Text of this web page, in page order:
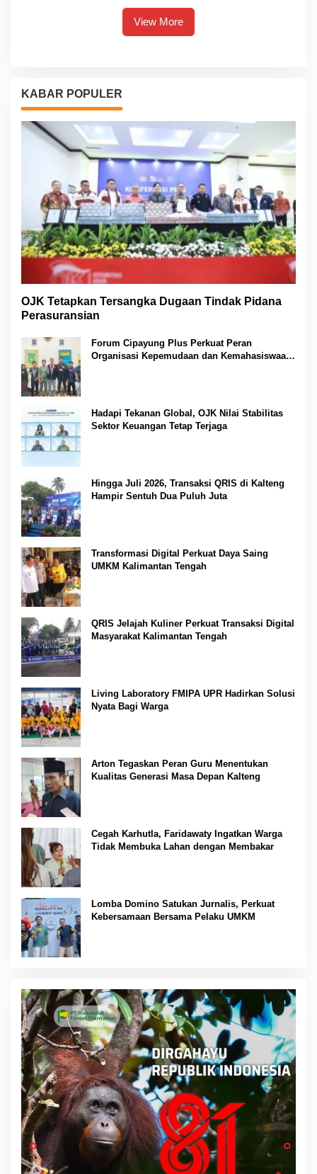
View More
KABAR POPULER
OJK Tetapkan Tersangka Dugaan Tindak Pidana
Perasuransian
Forum Cipayung Plus Perkuat Peran
Organisasi Kepemudaan dan Kemahasiswaan
Hadapi Tekanan Global, OJK Nilai Stabilitas
Sektor Keuangan Tetap Terjaga
Hingga Juli 2026, Transaksi QRIS di Kalteng
Hampir Sentuh Dua Puluh Juta
Transformasi Digital Perkuat Daya Saing
UMKM Kalimantan Tengah
QRIS Jelajah Kuliner Perkuat Transaksi Digital
Masyarakat Kalimantan Tengah
Living Laboratory FMIPA UPR Hadirkan Solusi
Nyata Bagi Warga
Arton Tegaskan Peran Guru Menentukan
Kualitas Generasi Masa Depan Kalteng
Cegah Karhutla, Faridawaty Ingatkan Warga
Tidak Membuka Lahan dengan Membakar
Lomba Domino Satukan Jurnalis, Perkuat
Kebersamaan Bersama Pelaku UMKM